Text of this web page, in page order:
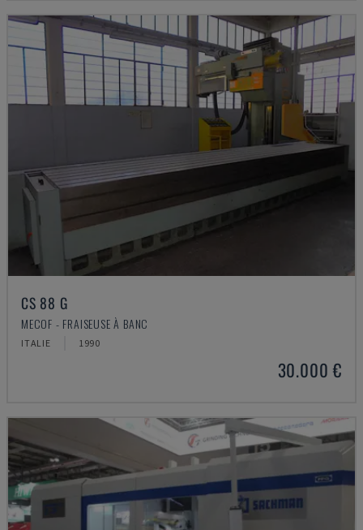
CS 88 G
MECOF - FRAISEUSE À BANC
ITALIE 1990
30.000 €